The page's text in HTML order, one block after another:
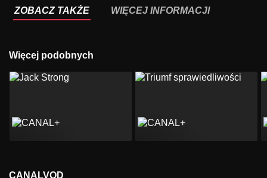
ZOBACZ TAKŻE WIĘCEJ INFORMACJI
Więcej podobnych
CANALVOD